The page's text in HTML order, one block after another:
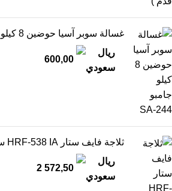
غسالة سوبر آسيا حوضين 8 كيلو جامبو SA-244
600,00
ثلاجة فايف ستار HRF-538 IA سمارت انفرتر ( 18 قدم )
2 572,50